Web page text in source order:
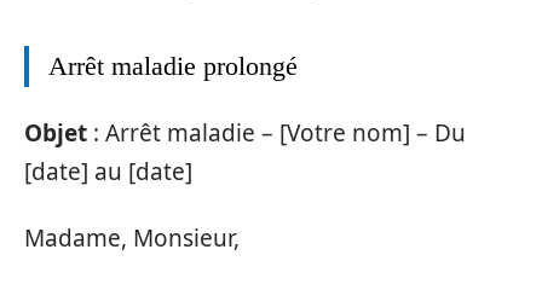
Arrêt maladie prolongé
Objet : Arrêt maladie – [Votre nom] – Du
[date] au [date]
Madame, Monsieur,